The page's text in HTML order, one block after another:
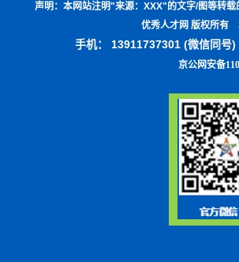
声明： 本网站注明"来源： XXX" 的文字/图等转载
优秀人才网 版权所有 本网
手机： 13911737301 (微信同号)
京公网安备